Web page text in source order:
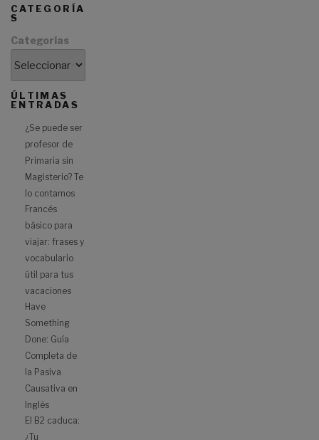
CATEGORÍA
S
Categorías
ÚLTIMAS
ENTRADAS
¿Se puede ser
profesor de
Primaria sin
Magisterio? Te
lo contamos
Francés
básico para
viajar: frases y
vocabulario
útil para tus
vacaciones
Have
Something
Done: Guía
Completa de
la Pasiva
Causativa en
Inglés
El B2 caduca:
¿Tu